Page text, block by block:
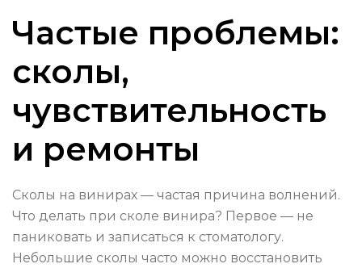
Частые проблемы:
сколы,
чувствительность
и ремонты
Сколы на винирах — частая причина волнений.
Что делать при сколе винира? Первое — не
паниковать и записаться к стоматологу.
Небольшие сколы часто можно восстановить